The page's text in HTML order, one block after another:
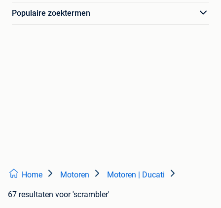
Populaire zoektermen
Home Motoren Motoren | Ducati
67 resultaten voor 'scrambler'